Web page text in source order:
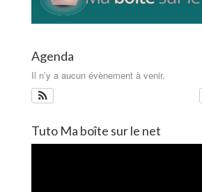
Agenda
Il n’y a aucun évènement à venir.
Tuto Ma boîte sur le net